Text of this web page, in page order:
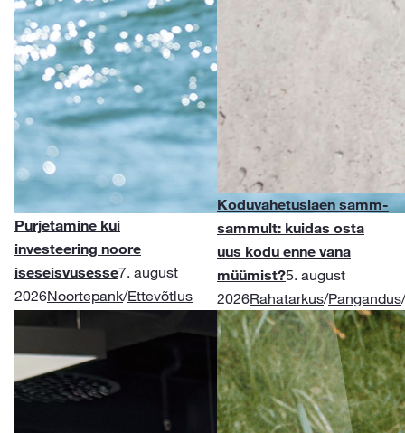
Purjetamine kui
investeering noore
iseseisvusesse7. august
2026Noortepank/Ettevõtlus
Koduvahetuslaen samm-
sammult: kuidas osta
uus kodu enne vana
müümist?5. august
2026Rahatarkus/Pangandus/